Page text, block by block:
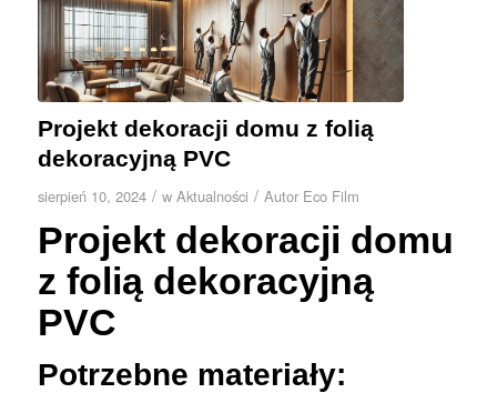
Projekt dekoracji domu z folią
dekoracyjną PVC
sierpień 10, 2024 / w Aktualności / Autor Eco Film
Projekt dekoracji domu
z folią dekoracyjną
PVC
Potrzebne materiały: